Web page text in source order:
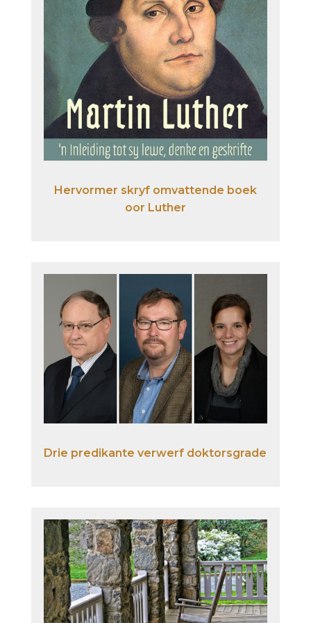
Hervormer skryf omvattende boek
oor Luther
Drie predikante verwerf doktorsgrade